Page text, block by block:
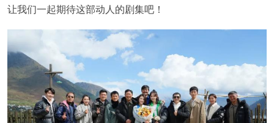
让我们一起期待这部动人的剧集吧！